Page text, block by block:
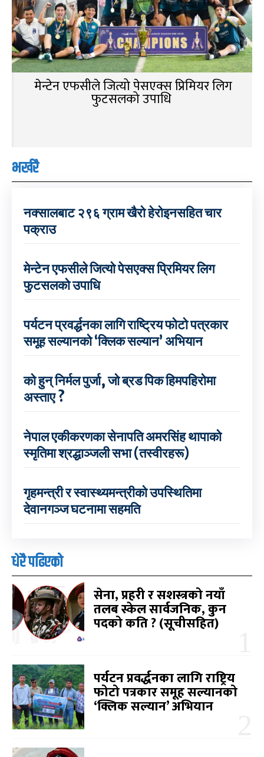
मेन्टेन एफसीले जित्यो पेसएक्स प्रिमियर लिग
फुटसलको उपाधि
भर्खरै
नक्सालबाट २९६ ग्राम खैरो हेरोइनसहित चार
पक्राउ
मेन्टेन एफसीले जित्यो पेसएक्स प्रिमियर लिग
फुटसलको उपाधि
पर्यटन प्रवर्द्धनका लागि राष्ट्रिय फोटो पत्रकार
समूह सल्यानको ‘क्लिक सल्यान’ अभियान
को हुन् निर्मल पुर्जा, जो ब्रड पिक हिमपहिरोमा
अस्ताए ?
नेपाल एकीकरणका सेनापति अमरसिंह थापाको
स्मृतिमा श्रद्धाञ्जली सभा (तस्वीरहरू)
गृहमन्त्री र स्वास्थ्यमन्त्रीको उपस्थितिमा
देवानगञ्ज घटनामा सहमति
धेरै पढिएको
सेना, प्रहरी र सशस्त्रको नयाँ
तलब स्केल सार्वजनिक, कुन
पदको कति ? (सूचीसहित)
पर्यटन प्रवर्द्धनका लागि राष्ट्रिय
फोटो पत्रकार समूह सल्यानको
‘क्लिक सल्यान’ अभियान